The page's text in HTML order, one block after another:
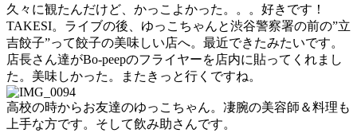
久々に観たんだけど、かっこよかった。。。好きです！
TAKESI。ライブの後、ゆっこちゃんと渋谷警察署の前の”立
吉餃子”って餃子の美味しい店へ。最近できたみたいです。
店長さん達がBo-peepのフライヤーを店内に貼ってくれまし
た。美味しかった。またきっと行くですね。
高校の時からお友達のゆっこちゃん。凄腕の美容師＆料理も
上手な方です。そして飲み助さんです。